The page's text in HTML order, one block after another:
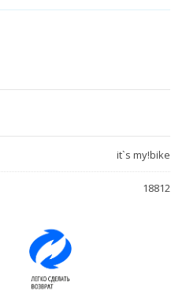
it`s my!bike
18812